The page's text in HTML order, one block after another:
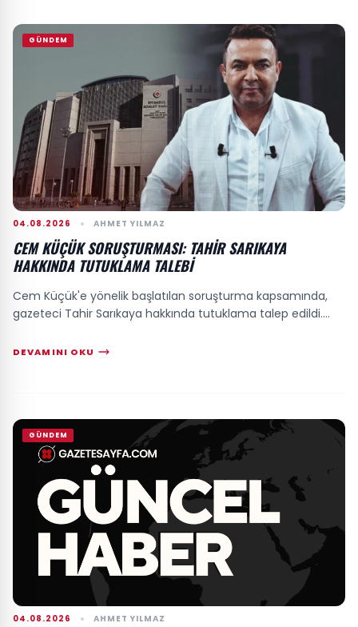
GÜNDEM
04.08.2026 AHMET YILMAZ
CEM KÜÇÜK SORUŞTURMASI: TAHIR SARIKAYA
HAKKINDA TUTUKLAMA TALEBI
Cem Küçük'e yönelik başlatılan soruşturma kapsamında,
gazeteci Tahir Sarıkaya hakkında tutuklama talep edildi....
DEVAMINI OKU
GÜNDEM
04.08.2026 AHMET YILMAZ